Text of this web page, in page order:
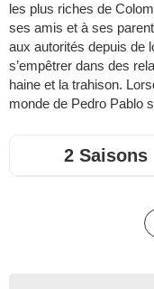
les plus riches de
ses amis et à ses
aux autorités depuis de
s’empêtrer dans des
haine et la trahison.
monde de Pedro Pablo
2 Saisons